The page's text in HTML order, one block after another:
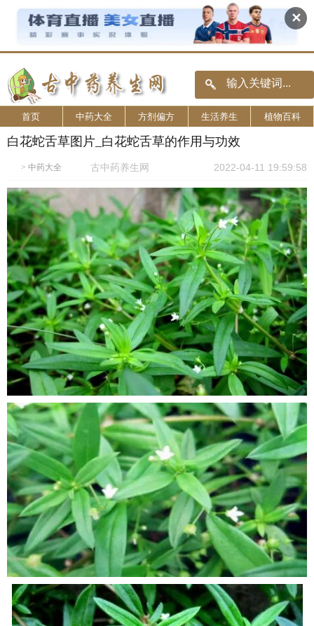
✕
首页 中药大全 方剂偏方 生活养生 植物百科
白花蛇舌草图片_白花蛇舌草的作用与功效
> 中药大全 古中药养生网 2022-04-11 19:59:58